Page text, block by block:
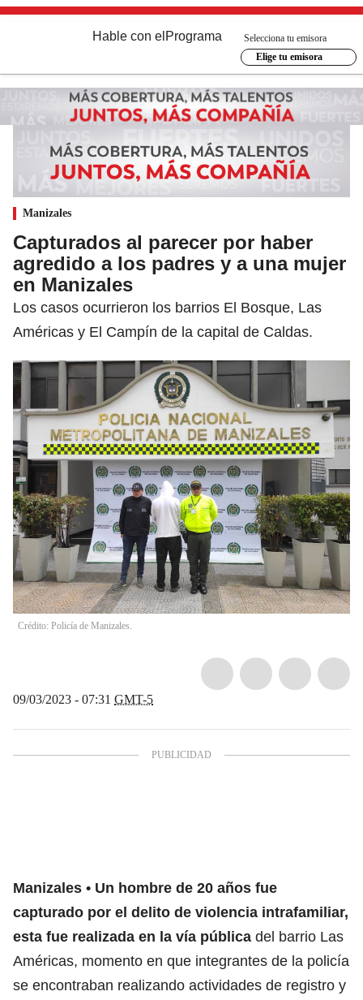
Hable con el Programa
Selecciona tu emisora
Elige tu emisora
Manizales
Capturados al parecer por haber
agredido a los padres y a una mujer
en Manizales
Los casos ocurrieron los barrios El Bosque, Las
Américas y El Campín de la capital de Caldas.
Crédito: Policía de Manizales.
09/03/2023 - 07:31 GMT-5
Manizales
Un hombre de 20 años fue
capturado por el delito de violencia intrafamiliar,
esta fue realizada en la vía pública del barrio Las
Américas, momento en que integrantes de la policía
se encontraban realizando actividades de registro y